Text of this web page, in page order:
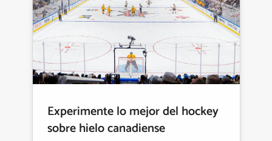
Experimente lo mejor del hockey
sobre hielo canadiense